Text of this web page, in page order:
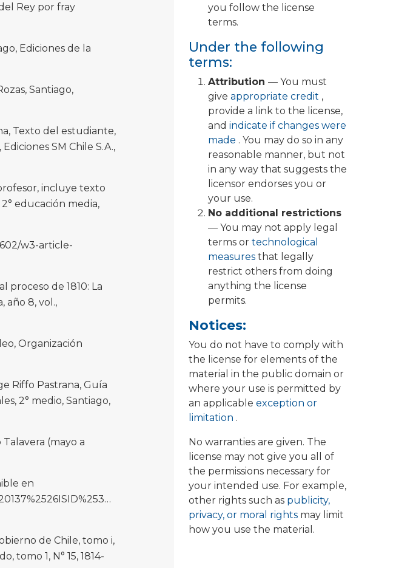
you follow the license
terms.
Under the following
terms:
Attribution — You must
give appropriate credit ,
provide a link to the license,
and indicate if changes were
made . You may do so in any
reasonable manner, but not
in any way that suggests the
licensor endorses you or
your use.
No additional restrictions
— You may not apply legal
terms or technological
measures that legally
restrict others from doing
anything the license
permits.
Notices:
You do not have to comply with
the license for elements of the
material in the public domain or
where your use is permitted by
an applicable exception or
limitation .
No warranties are given. The
license may not give you all of
the permissions necessary for
your intended use. For example,
other rights such as publicity,
privacy, or moral rights may limit
how you use the material.
Rey por fray
Ediciones de la
Santiago,
Texto del estudiante,
SM Chile S.A.,
incluye texto
educación media,
w3-article-
proceso de 1810: La
año 8, vol.,
Organización
Riffo Pastrana, Guía
2° medio, Santiago,
(mayo a
en
de Chile, tomo i,
tomo 1, N° 15, 1814-